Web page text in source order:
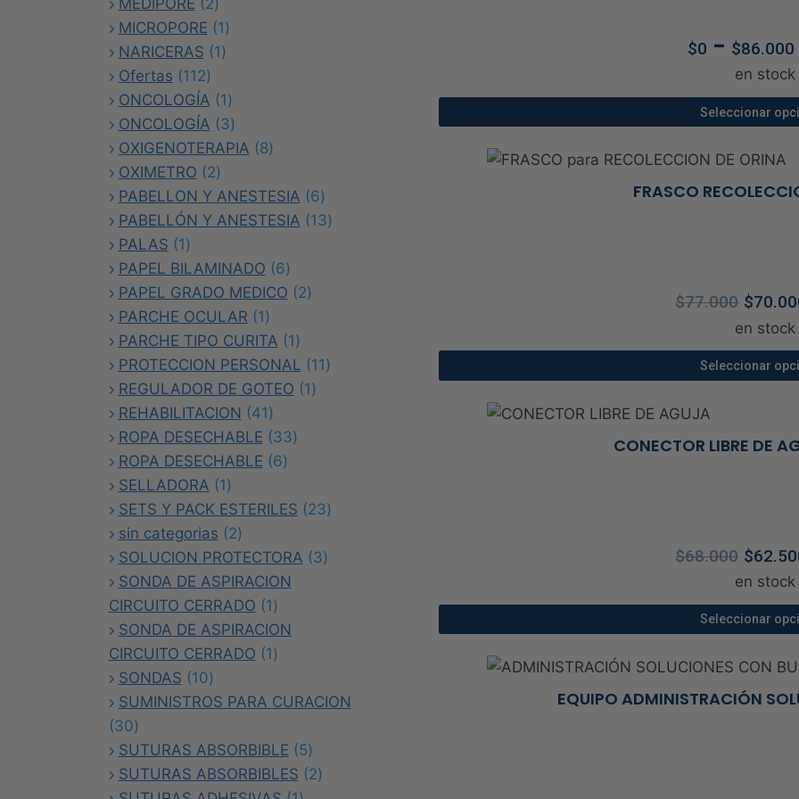
se
en
la
de
$0 - $86.000
en stock
Seleccionar
tiene
se
en
de
FRASCO
$77.000 El
era:
$
en stock
Seleccionar
tiene
se
en
de
CONECTOR LIBRE DE
$68.000 El
era:
$
en stock
Seleccionar
tiene
EQUIPO ADMINISTRACIÓN
MEDIPORE 2
productos
MICROPORE 11
producto
NARICERAS 11
Ofertas 112112
productos
ONCOLOGÍA 11
producto
ONCOLOGÍA 33
productos
OXIGENOTERAPIA 88
OXIMETRO 22
productos
PABELLON Y ANESTESIA 66
productos
PABELLÓN Y ANESTESIA 1313
PALAS 11
producto
PAPEL BILAMINADO 66
productos
PAPEL GRADO MEDICO 22
PARCHE OCULAR 11
producto
PARCHE TIPO CURITA 11
producto
PROTECCION PERSONAL 1111
REGULADOR DE GOTEO 11
REHABILITACION 4141
productos
ROPA DESECHABLE 3333
ROPA DESECHABLE 66
SELLADORA 11
producto
SETS Y PACK ESTERILES 2323
sin categorias 22
productos
SOLUCION PROTECTORA 33
SONDA DE ASPIRACION
CIRCUITO CERRADO
11
producto
SONDA DE ASPIRACION
CIRCUITO CERRADO
11
SONDAS 1010
productos
SUMINISTROS PARA CURACION
3030
productos
SUTURAS ABSORBIBLE 55
productos
SUTURAS ABSORBIBLES 22